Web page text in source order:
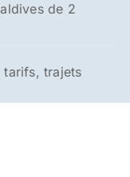
de 2
tarifs, trajets